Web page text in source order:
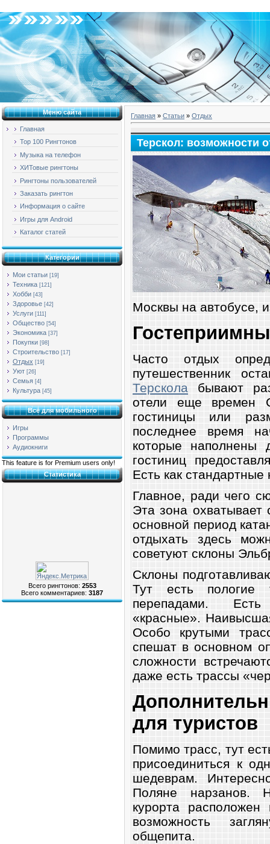
Меню сайта
Главная
Top 100 Рингтонов
Музыка на телефон
ХИТовые рингтоны
Рингтоны пользователей
Заказать рингтон
Информация о сайте
Игры для Android
Каталог статей
Категории
Мои статьи [19]
Техника [121]
Хобби [43]
Здоровье [42]
Услуги [111]
Общество [54]
Экономика [37]
Покупки [98]
Строительство [17]
Отдых [19]
Уют [26]
Семья [4]
Культура [45]
Всё для мобильного
Игры
Программы
Аудиокниги
This feature is for Premium users only!
Статистика
Всего рингтонов: 2553
Всего комментариев: 3187
Главная » Статьи » Отдых
Терскол: возможности
Москвы на автобусе,
Часто отдых
путешественник
Терскола бывают
отели еще времен
гостиницы или
последнее время
которые наполнены
гостиниц
Есть как
Главное, ради чего
Эта зона охватывает
основной период
отдыхать здесь
советуют склоны
Склоны
Тут есть пологие
перепадами. Есть
«красные».
Особо крутыми
спешат в основном
сложности
даже есть трассы
для туристов
Помимо трасс, тут
присоединиться к
шедеврам.
Поляне нарзанов.
курорта
возможность
общепита.